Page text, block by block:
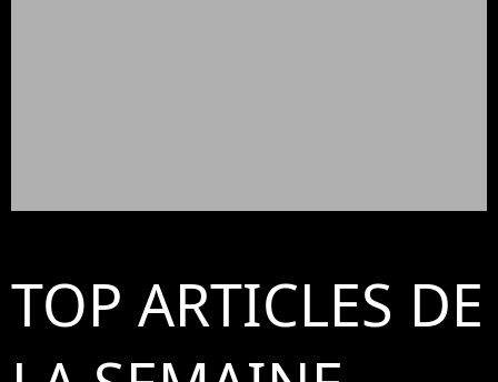
TOP ARTICLES DE